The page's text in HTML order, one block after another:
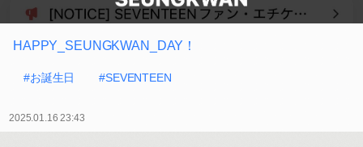
HAPPY_SEUNGKWAN_DAY！
#お誕生日 #SEVENTEEN
2025.01.16 23:43